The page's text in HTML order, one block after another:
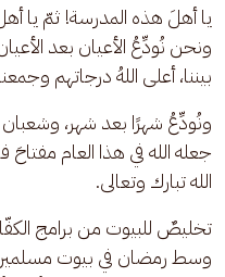
يا أهلَ هذه المدرسة! ثمّ يا
ونحن نُودِّعُ الأعيان بعد
بيننا، أعلى اللهُ درجاتهم
ونُودِّعُ شهرًا بعد شهر،
جعله الله في هذا العام
الله تبارك وتعالى.
تخليصٌ للبيوت من برامج
وسط رمضان في بيوت